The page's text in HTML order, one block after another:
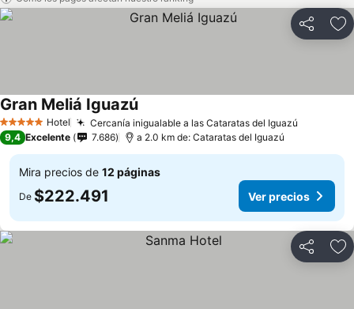
Compartir
5 Estrellas Hotel Cercanía inigualable a las Cataratas del Iguazú
Gran Meliá Iguazú
9,4 Excelente 7.686 a 2.0 km de: Cataratas del Iguazú
Mira precios de 12 páginas
De $222.491 Ver precios
Compartir